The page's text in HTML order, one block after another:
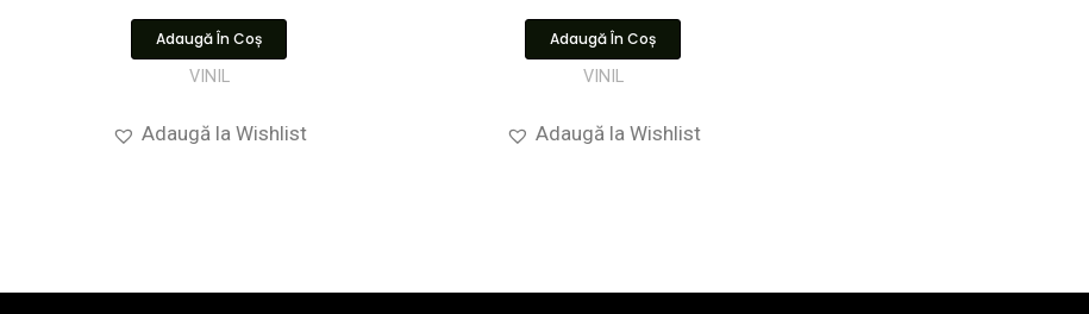
Adaugă În Coș
VINIL
Adaugă la Wishlist
Adaugă În Coș
VINIL
Adaugă la Wishlist